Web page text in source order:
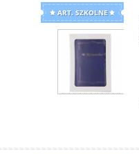
ART. SZKOLNE